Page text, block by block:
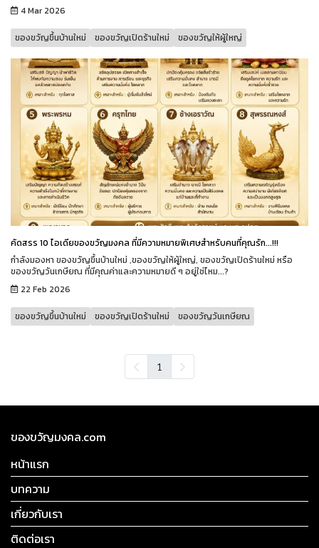
4 Mar 2026
ของขวัญขึ้นบ้านใหม่ ของขวัญเปิดร้านใหม่ ของขวัญให้ผู้ใหญ่
คัดสรร 10 ไอเดียของขวัญมงคล ที่มีความหมายพิเศษสำหรับคนที่คุณรัก...!!!
กำลังมองหา ของขวัญขึ้นบ้านใหม่ ,ของขวัญให้ผู้ใหญ่, ของขวัญเปิดร้านใหม่ หรือ
ของขวัญวันเกษียณ ที่มีคุณค่าและความหมายดี ๆ อยู่ใช่ไหม...?
22 Feb 2026
ของขวัญขึ้นบ้านใหม่ ของขวัญเปิดร้านใหม่ ของขวัญวันเกษียณ
1
ของขวัญมงคล.com
หน้าแรก
บทความ
เกี่ยวกับเรา
ติดต่อเรา